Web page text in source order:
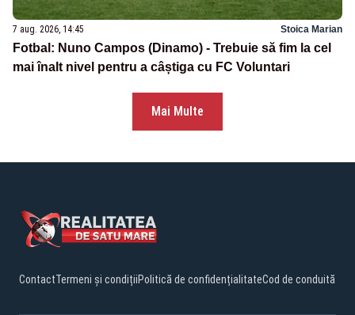
7 aug. 2026, 14:45 Stoica Marian
Fotbal: Nuno Campos (Dinamo) - Trebuie să fim la cel
mai înalt nivel pentru a câștiga cu FC Voluntari
Mai Multe
ContactTermeni și condițiiPolitică de confidențialitateCod de conduită